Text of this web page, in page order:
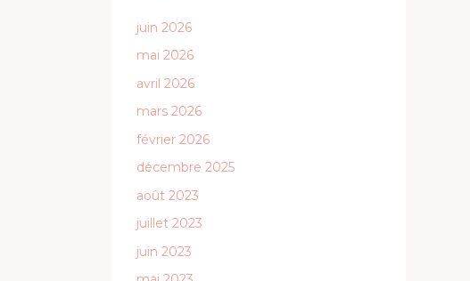
juin 2026
mai 2026
avril 2026
mars 2026
février 2026
décembre 2025
août 2023
juillet 2023
juin 2023